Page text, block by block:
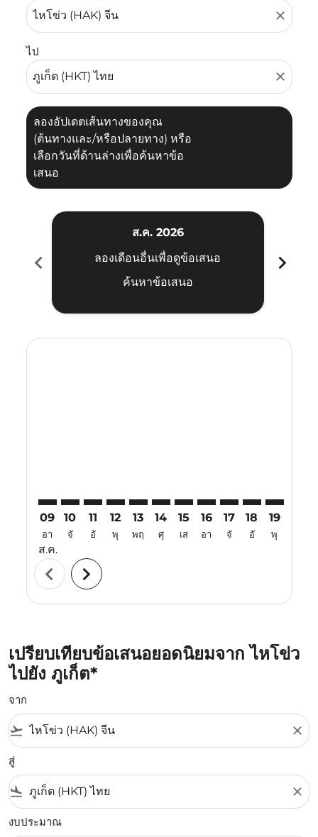
close
ไป
close
ลองอัปเดตเส้นทางของคุณ
(ต้นทางและ/หรือปลายทาง) หรือ
เลือกวันที่ด้านล่างเพื่อค้นหาข้อ
เสนอ
chevron_left
ส.ค. 2026
ลองเดือนอื่นเพื่อดูข้อเสนอ
ค้นหาข้อเสนอ
chevron_right
09
อา
ส.ค.
10
จั
11
อั
12
พุ
13
พฤ
14
ศุ
15
เส
16
อา
17
จั
18
อั
19
พุ
chevron_left chevron_right
เปรียบเทียบข้อเสนอยอดนิยมจาก ไหโข่ว
ไปยัง ภูเก็ต*
จาก
flight_takeoff close
สู่
flight_land close
งบประมาณ